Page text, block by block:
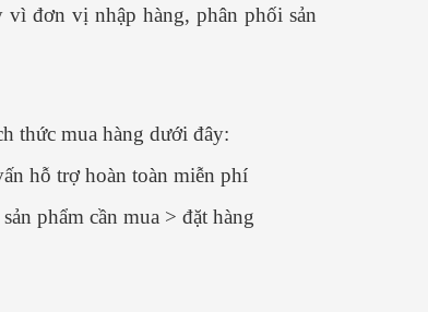
vì đơn vị nhập hàng, phân phối sản
thức mua hàng dưới đây:
hỗ trợ hoàn toàn miễn phí
phẩm cần mua > đặt hàng